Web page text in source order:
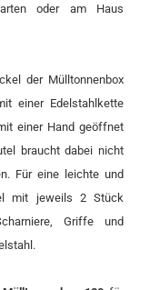
oder am Haus
der Mülltonnenbox
einer Edelstahlkette
einer Hand geöffnet
braucht dabei nicht
Für eine leichte und
mit jeweils 2 Stück
Griffe und